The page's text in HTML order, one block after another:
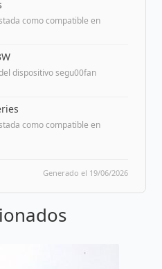
como compatible en
dispositivo segu00fan
como compatible en
Generado el 19/06/2026